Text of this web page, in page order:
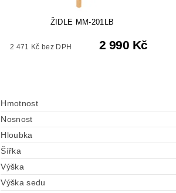
ŽIDLE MM-201LB
2 471 Kč bez DPH 2 990 Kč
Hmotnost
Nosnost
Hloubka
Šířka
Výška
Výška sedu